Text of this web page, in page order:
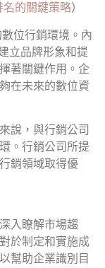
名的關鍵策略）
位行銷環境。內
立品牌形象和提
著關鍵作用。企
在未來的數位資
說，與行銷公司
。行銷公司所提
銷領域取得優
入瞭解市場趨
於制定和實施成
幫助企業識別目